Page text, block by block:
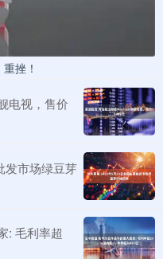
挫！
电视，售价
发市场绿豆芽
: 毛利率超